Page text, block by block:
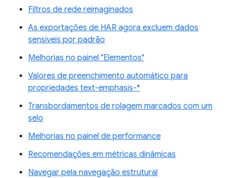
Filtros de rede reimaginados
As exportações de HAR agora excluem dados
sensíveis por padrão
Melhorias no painel "Elementos"
Valores de preenchimento automático para
propriedades text-emphasis-*
Transbordamentos de rolagem marcados com um
selo
Melhorias no painel de performance
Recomendações em métricas dinâmicas
Navegar pela navegação estrutural